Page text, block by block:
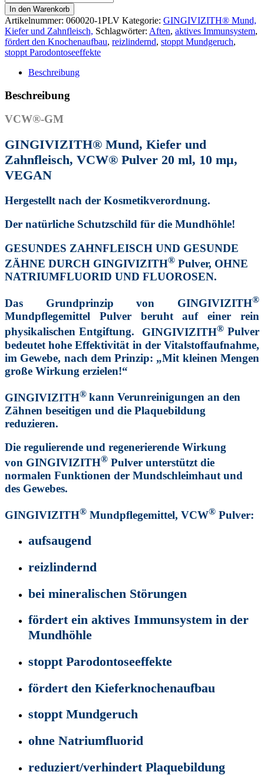
Mund,
Kiefer
und
Zahnfleisch,
VCW®
Pulver
10
mµ,
GESUNDES
UND
GESUNDE
ZÄHNE
DURCH
Pulver,
OHNE
NATRIUMFLUORID.
Menge
In den Warenkorb
Artikelnummer: 060020-1PLV Kategorie: GINGIVIZITH® Mund,
Kiefer und Zahnfleisch, Schlagwörter: Aften, aktives Immunsystem,
fördert den Knochenaufbau, reizlindernd, stoppt Mundgeruch,
stoppt Parodontoseeffekte
Beschreibung
Beschreibung
VCW®-GM
GINGIVIZITH® Mund, Kiefer und
Zahnfleisch, VCW® Pulver 20 ml, 10 mµ,
VEGAN
Hergestellt nach der Kosmetikverordnung.
Der natürliche Schutzschild für die Mundhöhle!
GESUNDES ZAHNFLEISCH UND GESUNDE
ZÄHNE DURCH GINGIVIZITH® Pulver, OHNE
NATRIUMFLUORID UND FLUOROSEN.
Das Grundprinzip von GINGIVIZITH®
Mundpflegemittel Pulver beruht auf einer rein
physikalischen Entgiftung. GINGIVIZITH®Pulver
bedeutet hohe Effektivität in der Vitalstoffaufnahme,
im Gewebe, nach dem Prinzip: „Mit kleinen Mengen
große Wirkung erzielen!“
GINGIVIZITH® kann Verunreinigungen an den
Zähnen beseitigen und die Plaquebildung
reduzieren.
Die regulierende und regenerierende Wirkung
von GINGIVIZITH® Pulver unterstützt die
normalen Funktionen der Mundschleimhaut und
des Gewebes.
GINGIVIZITH® Mundpflegemittel, VCW® Pulver:
aufsaugend
reizlindernd
bei mineralischen Störungen
fördert ein aktives Immunsystem in der
Mundhöhle
stoppt Parodontoseeffekte
fördert den Kieferknochenaufbau
stoppt Mundgeruch
ohne Natriumfluorid
reduziert/verhindert Plaquebildung